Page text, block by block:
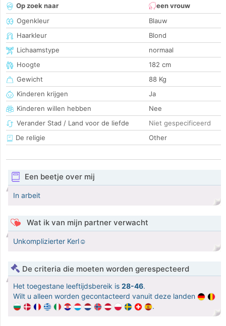
Op zoek naar
een vrouw
Ogenkleur
Blauw
Haarkleur
Blond
Lichaamstype
normaal
Hoogte
182 cm
Gewicht
88 Kg
Kinderen krijgen
Ja
Kinderen willen hebben
Nee
Verander Stad / Land voor de liefde
Niet gespecificeerd
De religie
Other
Een beetje over mij
In arbeit
Wat ik van mijn partner verwacht
Unkomplizierter Kerl☺️
De criteria die moeten worden gerespecteerd
Het toegestane leeftijdsbereik is 28-46.
Wilt u alleen worden gecontacteerd vanuit deze landen
.